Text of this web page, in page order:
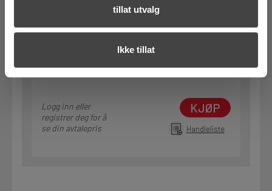
tillat utvalg
Ikke tillat
Logg inn eller
registrer deg for å
se din avtalepris
KJØP
Handleliste